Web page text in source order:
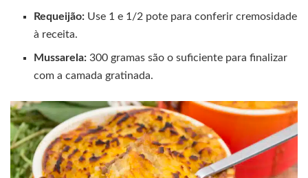
Requeijão: Use 1 e 1/2 pote para conferir cremosidade
à receita.
Mussarela: 300 gramas são o suficiente para finalizar
com a camada gratinada.